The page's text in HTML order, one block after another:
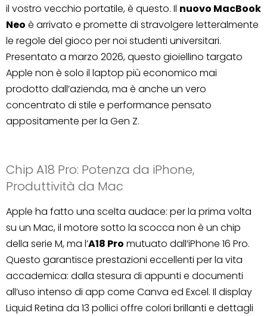
il vostro vecchio portatile, è questo. Il nuovo MacBook
Neo è arrivato e promette di stravolgere letteralmente
le regole del gioco per noi studenti universitari.
Presentato a marzo 2026, questo gioiellino targato
Apple non è solo il laptop più economico mai
prodotto dall’azienda, ma è anche un vero
concentrato di stile e performance pensato
appositamente per la Gen Z.
Chip A18 Pro: Potenza da iPhone,
Produttività da Mac
Apple ha fatto una scelta audace: per la prima volta
su un Mac, il motore sotto la scocca non è un chip
della serie M, ma l’A18 Pro mutuato dall’iPhone 16 Pro.
Questo garantisce prestazioni eccellenti per la vita
accademica: dalla stesura di appunti e documenti
all’uso intenso di app come Canva ed Excel. Il display
Liquid Retina da 13 pollici offre colori brillanti e dettagli